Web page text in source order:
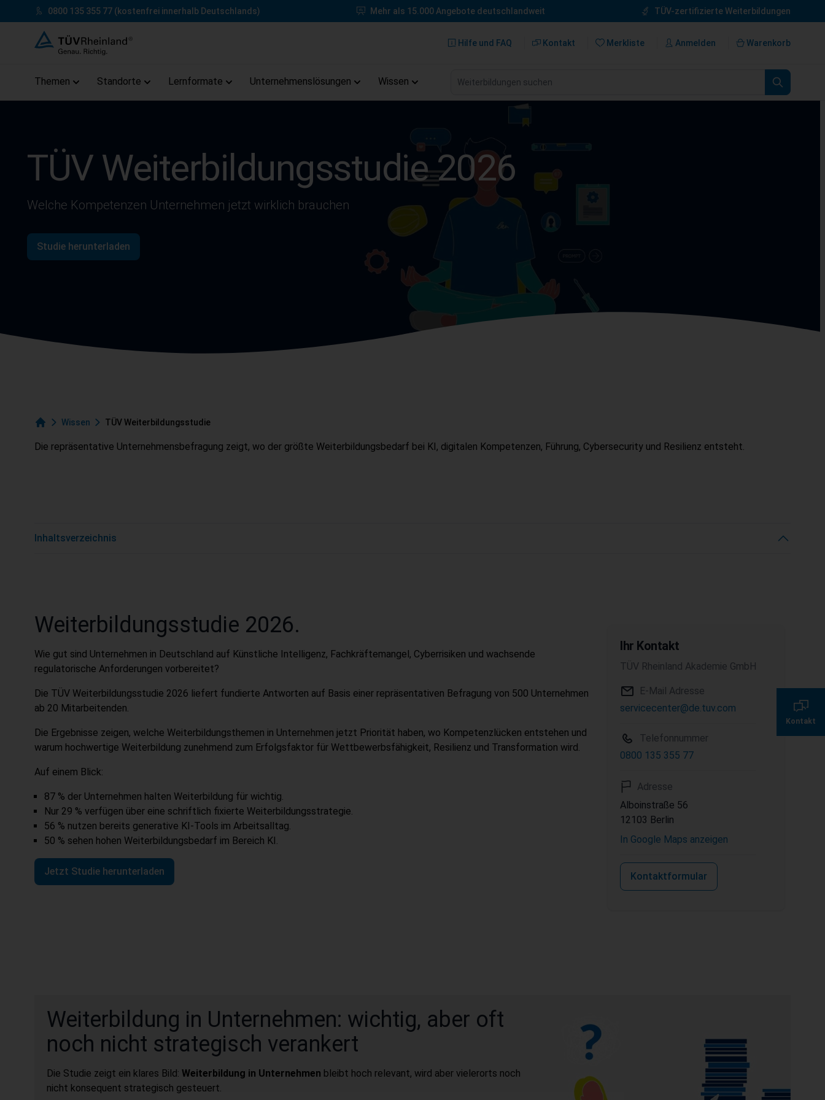
Zum Inhalt springen
0800 135 355 77 (kostenfrei innerhalb Deutschlands) Mehr als 15.000 Angebote deutschlandweit TÜV-zertifizierte Weiterbildungen
Hilfe und FAQ Kontakt Merkliste Anmelden Warenkorb
Themen Standorte Lernformate Unternehmenslösungen Wissen Weiterbildungen suchen
Kontakt
TÜV Weiterbildungsstudie 2026
Welche Kompetenzen Unternehmen jetzt wirklich brauchen
Studie herunterladen
Startseite
Wissen TÜV Weiterbildungsstudie
Die repräsentative Unternehmensbefragung zeigt, wo der größte Weiterbildungsbedarf bei KI, digitalen Kompetenzen, Führung, Cybersecurity und Resilienz entsteht.
Inhaltsverzeichnis
Weiterbildungsstudie 2026.
Wie gut sind Unternehmen in Deutschland auf Künstliche Intelligenz, Fachkräftemangel, Cyberrisiken und wachsende
regulatorische Anforderungen vorbereitet?
Die TÜV Weiterbildungsstudie 2026 liefert fundierte Antworten auf Basis einer repräsentativen Befragung von 500 Unternehmen
ab 20 Mitarbeitenden.
Die Ergebnisse zeigen, welche Weiterbildungsthemen in Unternehmen jetzt Priorität haben, wo Kompetenzlücken entstehen und
warum hochwertige Weiterbildung zunehmend zum Erfolgsfaktor für Wettbewerbsfähigkeit, Resilienz und Transformation wird.
Auf einem Blick:
87 % der Unternehmen halten Weiterbildung für wichtig.
Nur 29 % verfügen über eine schriftlich fixierte Weiterbildungsstrategie.
56 % nutzen bereits generative KI-Tools im Arbeitsalltag.
50 % sehen hohen Weiterbildungsbedarf im Bereich KI.
Jetzt Studie herunterladen
Ihr Kontakt
TÜV Rheinland Akademie GmbH
E-Mail Adresse
servicecenter@de.tuv.com
Telefonnummer
0800 135 355 77
Adresse
Alboinstraße 56
12103 Berlin
In Google Maps anzeigen
Kontaktformular
Weiterbildung in Unternehmen: wichtig, aber oft
noch nicht strategisch verankert
Die Studie zeigt ein klares Bild: Weiterbildung in Unternehmen bleibt hoch relevant, wird aber vielerorts noch
nicht konsequent strategisch gesteuert.